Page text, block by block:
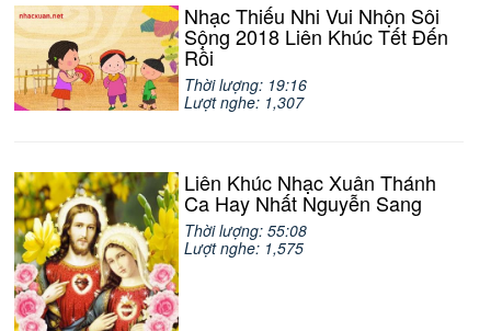
Nhạc Thiếu Nhi Vui Nhộn Sôi
Sộng 2018 Liên Khúc Tết Đến
Rồi
Thời lượng: 19:16
Lượt nghe: 1,307
Liên Khúc Nhạc Xuân Thánh
Ca Hay Nhất Nguyễn Sang
Thời lượng: 55:08
Lượt nghe: 1,575